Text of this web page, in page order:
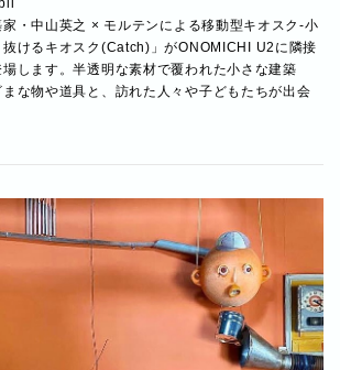
・中山英之 × モルテンによる移動型キオスク-小
抜けるキオスク(Catch)」がONOMICHI U2に隣接
します。半透明な素材で覆われた小さな建築
な物や道具と、訪れた人々や子どもたちが出会